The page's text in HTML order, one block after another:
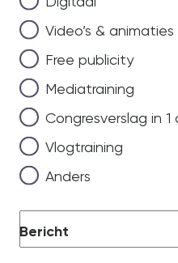
Video’s & animaties
Free publicity
Mediatraining
Congresverslag in 1
Vlogtraining
Anders
Bericht